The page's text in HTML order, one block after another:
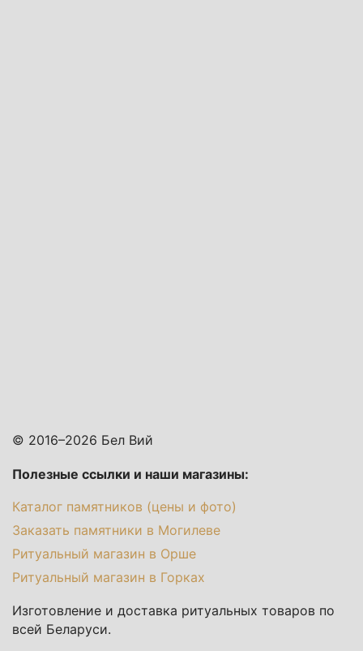
© 2016–2026 Бел Вий
Полезные ссылки и наши магазины:
Каталог памятников (цены и фото)
Заказать памятники в Могилеве
Ритуальный магазин в Орше
Ритуальный магазин в Горках
Изготовление и доставка ритуальных товаров по
всей Беларуси.